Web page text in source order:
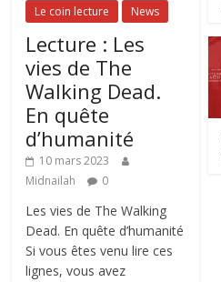
Le coin lecture News
Lecture : Les
vies de The
Walking Dead.
En quête
d’humanité
10 mars 2023
Midnailah
0
Les vies de The Walking
Dead. En quête d’humanité
Si vous êtes venu lire ces
lignes, vous avez